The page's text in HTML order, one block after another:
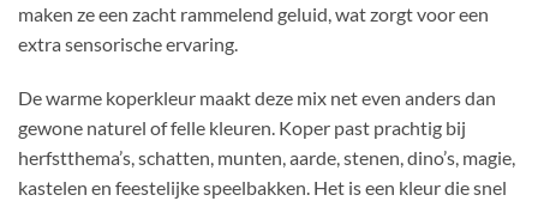
maken ze een zacht rammelend geluid, wat zorgt voor een
extra sensorische ervaring.
De warme koperkleur maakt deze mix net even anders dan
gewone naturel of felle kleuren. Koper past prachtig bij
herfstthema’s, schatten, munten, aarde, stenen, dino’s, magie,
kastelen en feestelijke speelbakken. Het is een kleur die snel